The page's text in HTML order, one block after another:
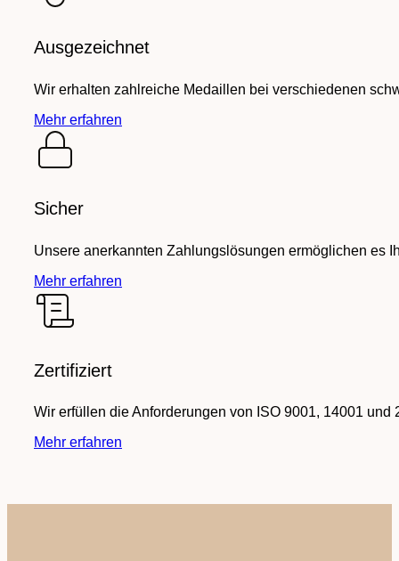
Ausgezeichnet
Wir erhalten zahlreiche Medaillen bei verschiedenen
Mehr erfahren
Sicher
Unsere anerkannten Zahlungslösungen ermöglichen es
Mehr erfahren
Zertifiziert
Wir erfüllen die Anforderungen von ISO 9001, 14001
Mehr erfahren